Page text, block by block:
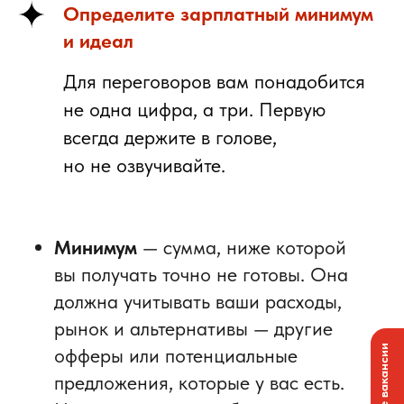
Определите зарплатный минимум
и идеал
Для переговоров вам понадобится
не одна цифра, а три. Первую
всегда держите в голове,
но не озвучивайте.
Минимум — сумма, ниже которой
вы получать точно не готовы. Она
должна учитывать ваши расходы,
рынок и альтернативы — другие
офферы или потенциальные
предложения, которые у вас есть.